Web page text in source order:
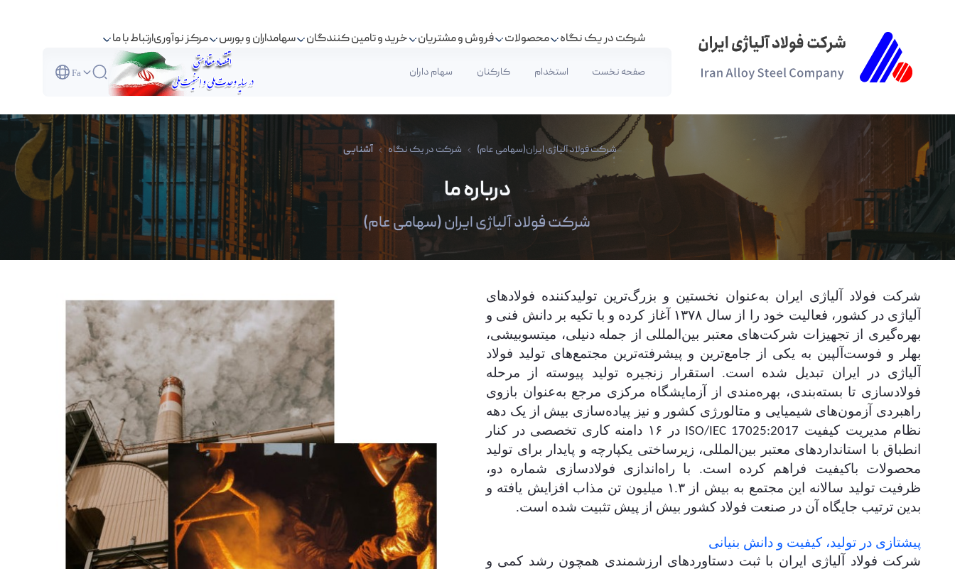
صفحه نخست استخدام کارکنان سهام داران Fa
شرکت در یک نگاه محصولات فروش و مشتریان خرید و تامین کنندگان سهامداران و بورس مرکز نوآوریارتباط با ما
آشنایی - شرکت فولاد آلیاژی ایران(سهامی عام)
شرکت فولاد آلیاژی ایران(سهامی عام) شرکت در یک نگاه آشنایی
درباره ما
شرکت فولاد آلیاژی ایران (سهامی عام)
شرکت فولاد آلیاژی ایران به‌عنوان نخستین و بزرگ‌ترین تولیدکننده فولادهای
آلیاژی در کشور، فعالیت خود را از سال ۱۳۷۸ آغاز کرده و با تکیه بر دانش فنی و
بهره‌گیری از تجهیزات شرکت‌های معتبر بین‌المللی از جمله دنیلی، میتسوبیشی،
بهلر و فوست‌آلپین به یکی از جامع‌ترین و پیشرفته‌ترین مجتمع‌های تولید فولاد
آلیاژی در ایران تبدیل شده است. استقرار زنجیره تولید پیوسته از مرحله
فولادسازی تا بسته‌بندی، بهره‌مندی از آزمایشگاه مرکزی مرجع به‌عنوان بازوی
راهبردی آزمون‌های شیمیایی و متالورژی کشور و نیز پیاده‌سازی بیش از یک دهه
نظام مدیریت کیفیت ISO/IEC 17025:2017
در ۱۶ دامنه کاری تخصصی در کنار
انطباق با استانداردهای معتبر بین‌المللی، زیرساختی یکپارچه و پایدار برای تولید
محصولات باکیفیت فراهم کرده است. با راه‌اندازی فولادسازی شماره دو،
ظرفیت تولید سالانه این مجتمع به بیش از ۱.۳ میلیون تن مذاب افزایش یافته و
بدین ترتیب جایگاه آن در صنعت فولاد کشور بیش از پیش تثبیت شده است.
پیشتازی در تولید، کیفیت و دانش بنیانی
شرکت فولاد آلیاژی ایران با ثبت دستاوردهای ارزشمندی همچون رشد کمی و